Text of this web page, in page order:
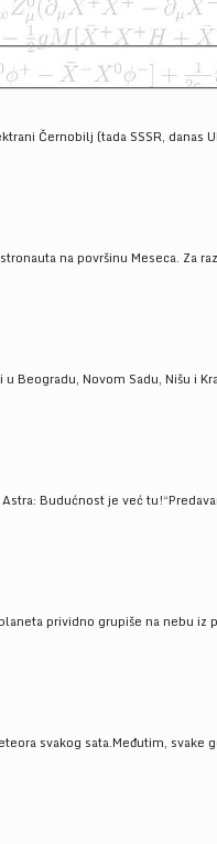
Černobilj (tada SSSR,
na površinu Meseca. Za
Novom Sadu, Nišu i
Budućnost je već
prividno grupiše na nebu
svakog sata.Međutim, svake